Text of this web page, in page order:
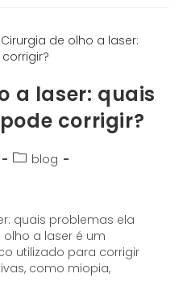
a laser: quais
corrigir?
blog
quais problemas ela
a laser é um
utilizado para corrigir
como miopia,